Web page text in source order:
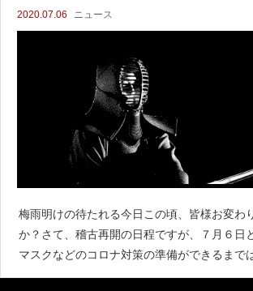
2020.07.06 ニュース
梅雨明けの待たれる今日この頃、皆様お変わ
か？さて、稽古再開の日程ですが、７月６日
マスクなどのコロナ対策の準備ができるまで
ない活動になります。そして、活動日につい